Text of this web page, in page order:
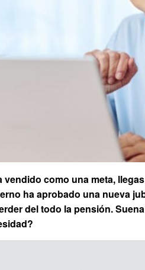
como una meta,
ha aprobado una nueva
del todo la pensión.